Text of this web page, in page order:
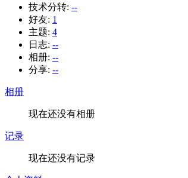
技术分转: --
好友: 1
主题: 4
日志: --
相册: --
分享: --
相册
现在还没有相册
记录
现在还没有记录